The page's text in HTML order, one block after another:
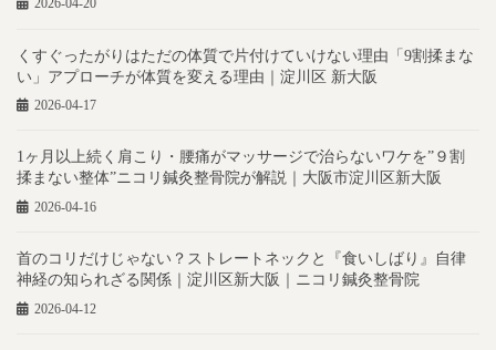
2026-04-20
くすぐったがりはただの体質で片付けていけない理由「9割揉まな
い」アプローチが体質を変える理由｜淀川区 新大阪
2026-04-17
1ヶ月以上続く肩こり・腰痛がマッサージで治らないワケを”９割
揉まない整体”ニコリ鍼灸整骨院が解説｜大阪市淀川区新大阪
2026-04-16
首のコリだけじゃない？ストレートネックと『食いしばり』自律
神経の知られざる関係｜淀川区新大阪｜ニコリ鍼灸整骨院
2026-04-12